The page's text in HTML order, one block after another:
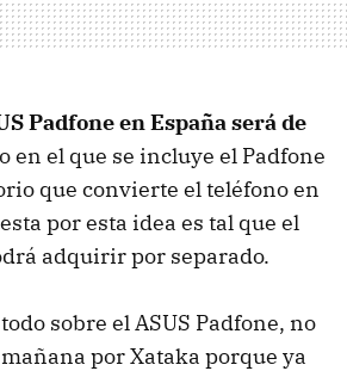
Padfone en España será de
en el que se incluye el Padfone
que convierte el teléfono en
por esta idea es tal que el
adquirir por separado.
sobre elASUS Padfone, no
por Xataka porque ya